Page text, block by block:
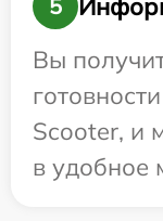
5
Вы
Scooter, и
в удобное